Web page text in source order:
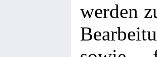
werden